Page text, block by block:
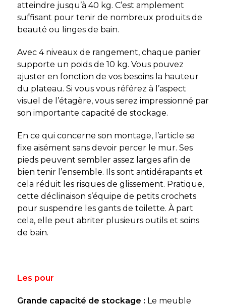
atteindre jusqu’à 40 kg. C’est amplement
suffisant pour tenir de nombreux produits de
beauté ou linges de bain.
Avec 4 niveaux de rangement, chaque panier
supporte un poids de 10 kg. Vous pouvez
ajuster en fonction de vos besoins la hauteur
du plateau. Si vous vous référez à l’aspect
visuel de l’étagère, vous serez impressionné par
son importante capacité de stockage.
En ce qui concerne son montage, l’article se
fixe aisément sans devoir percer le mur. Ses
pieds peuvent sembler assez larges afin de
bien tenir l’ensemble. Ils sont antidérapants et
cela réduit les risques de glissement. Pratique,
cette déclinaison s’équipe de petits crochets
pour suspendre les gants de toilette. À part
cela, elle peut abriter plusieurs outils et soins
de bain.
Les pour
Grande capacité de stockage : Le meuble